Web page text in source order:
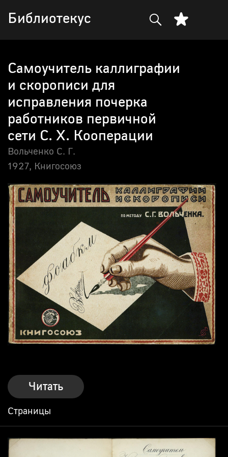
Библиотекус
Самоучитель каллиграфии
и скорописи для
исправления почерка
работников первичной
сети С. Х. Кооперации
Вольченко С. Г.
1927, Книгосоюз
Читать
Страницы